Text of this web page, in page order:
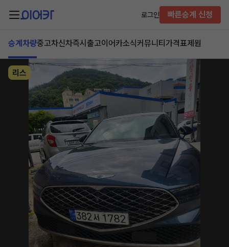
로그인 빠른승계 신청
승계차량중고차신차즉시출고이어카소식커뮤니티 가격표제원
리스